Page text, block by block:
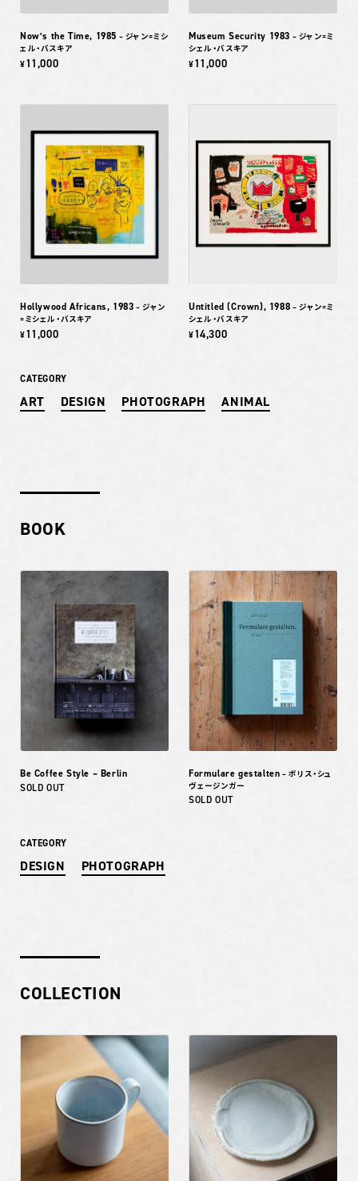
Now’s the Time, 1985 – ジャン=ミシ
ェル・バスキア
¥11,000
Museum Security 1983 – ジャン=ミ
シェル・バスキア
¥11,000
Hollywood Africans, 1983 – ジャン
=ミシェル・バスキア
¥11,000
Untitled (Crown), 1988 – ジャン=ミ
シェル・バスキア
¥14,300
CATEGORY
ART DESIGN PHOTOGRAPH ANIMAL
BOOK
Be Coffee Style – Berlin
SOLD OUT
Formulare gestalten – ボリス・シュ
ヴェージンガー
SOLD OUT
CATEGORY
DESIGN PHOTOGRAPH
COLLECTION